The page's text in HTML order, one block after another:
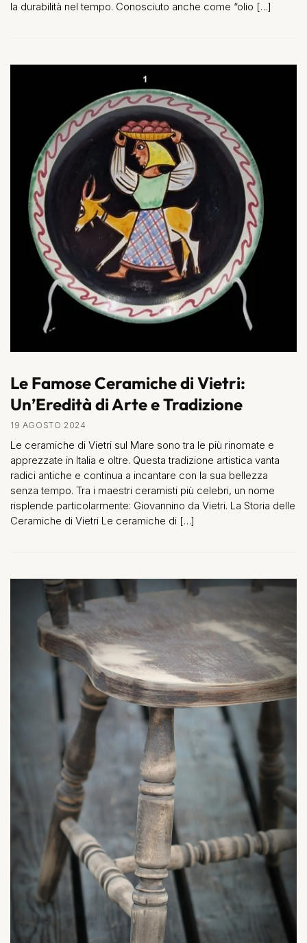
la durabilità nel tempo. Conosciuto anche come “olio […]
Le Famose Ceramiche di Vietri:
Un’Eredità di Arte e Tradizione
19 AGOSTO 2024
Le ceramiche di Vietri sul Mare sono tra le più rinomate e
apprezzate in Italia e oltre. Questa tradizione artistica vanta
radici antiche e continua a incantare con la sua bellezza
senza tempo. Tra i maestri ceramisti più celebri, un nome
risplende particolarmente: Giovannino da Vietri. La Storia delle
Ceramiche di Vietri Le ceramiche di […]